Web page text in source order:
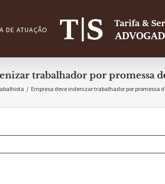
DE ATUAÇÃO
trabalhador por promessa
/ Empresa deve indenizar trabalhador por promessa